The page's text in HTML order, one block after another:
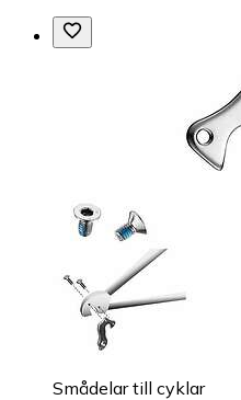
Smådelar till cyklar